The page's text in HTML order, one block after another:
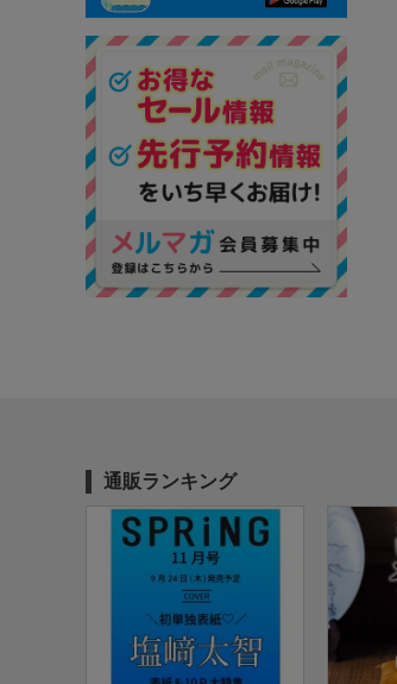
通販ランキング